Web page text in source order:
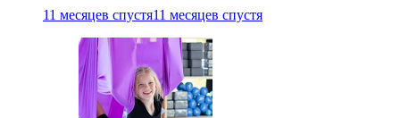
11 месяцев спустя11 месяцев спустя